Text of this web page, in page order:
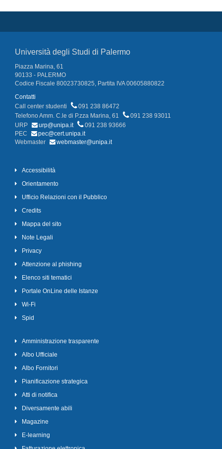
Università degli Studi di Palermo
Piazza Marina, 61
90133 - PALERMO
Codice Fiscale 80023730825, Partita IVA 00605880822
Contatti
Call center studenti
091 238 86472
Telefono Amm. C.le di P.zza Marina, 61
091 238 93011
URP
urp@unipa.it
091 238 93666
PEC
pec@cert.unipa.it
Webmaster
webmaster@unipa.it
Accessibilità
Orientamento
Ufficio Relazioni con il Pubblico
Credits
Mappa del sito
Note Legali
Privacy
Attenzione al phishing
Elenco siti tematici
Portale OnLine delle Istanze
Wi-Fi
Spid
Amministrazione trasparente
Albo Ufficiale
Albo Fornitori
Pianificazione strategica
Atti di notifica
Diversamente abili
Magazine
E-learning